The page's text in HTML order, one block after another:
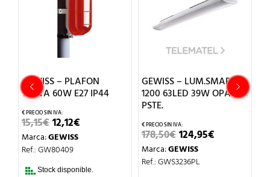
GEWISS – PLAFON
TARTA 60W E27 IP44
15,15€EL
PRECIO
ORIGINAL
ERA:
12,12€
Marca:GEWISS
Ref.: GW80409
Stock disponible.
GEWISS – LUM.SMART[3]
1200 63LED 39W OPAL
PSTE.
178,50€EL
PRECIO
ORIGINAL
ERA:
124,95€
Marca:GEWISS
Ref.: GWS3236PL